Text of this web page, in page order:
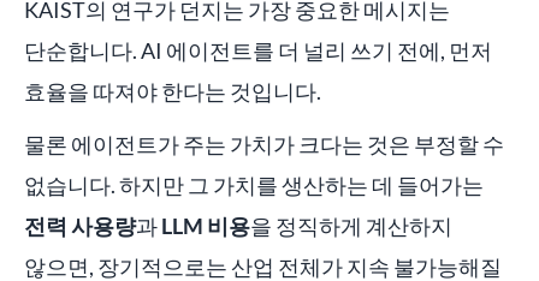
KAIST의 연구가 던지는 가장 중요한 메시지는
단순합니다. AI 에이전트를 더 널리 쓰기 전에, 먼저
효율을 따져야 한다는 것입니다.
물론 에이전트가 주는 가치가 크다는 것은 부정할 수
없습니다. 하지만 그 가치를 생산하는 데 들어가는
전력 사용량과LLM 비용을 정직하게 계산하지
않으면, 장기적으로는 산업 전체가 지속 불가능해질